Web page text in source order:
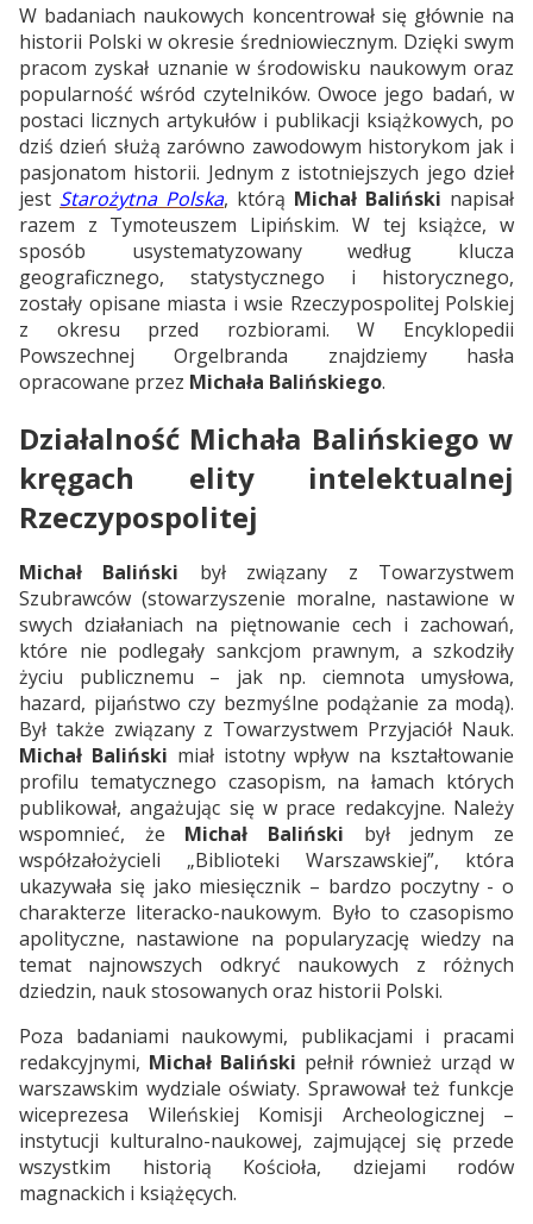
W badaniach naukowych koncentrował się głównie na
historii Polski w okresie średniowiecznym. Dzięki swym
pracom zyskał uznanie w środowisku naukowym oraz
popularność wśród czytelników. Owoce jego badań, w
postaci licznych artykułów i publikacji książkowych, po
dziś dzień służą zarówno zawodowym historykom jak i
pasjonatom historii. Jednym z istotniejszych jego dzieł
jest Starożytna Polska, którą Michał Baliński napisał
razem z Tymoteuszem Lipińskim. W tej książce, w
sposób usystematyzowany według klucza
geograficznego, statystycznego i historycznego,
zostały opisane miasta i wsie Rzeczypospolitej Polskiej
z okresu przed rozbiorami. W Encyklopedii
Powszechnej Orgelbranda znajdziemy hasła
opracowane przez Michała Balińskiego.
Działalność Michała Balińskiego w
kręgach elity intelektualnej
Rzeczypospolitej
Michał Baliński był związany z Towarzystwem
Szubrawców (stowarzyszenie moralne, nastawione w
swych działaniach na piętnowanie cech i zachowań,
które nie podlegały sankcjom prawnym, a szkodziły
życiu publicznemu – jak np. ciemnota umysłowa,
hazard, pijaństwo czy bezmyślne podążanie za modą).
Był także związany z Towarzystwem Przyjaciół Nauk.
Michał Baliński miał istotny wpływ na kształtowanie
profilu tematycznego czasopism, na łamach których
publikował, angażując się w prace redakcyjne. Należy
wspomnieć, że Michał Baliński był jednym ze
współzałożycieli „Biblioteki Warszawskiej”, która
ukazywała się jako miesięcznik – bardzo poczytny - o
charakterze literacko-naukowym. Było to czasopismo
apolityczne, nastawione na popularyzację wiedzy na
temat najnowszych odkryć naukowych z różnych
dziedzin, nauk stosowanych oraz historii Polski.
Poza badaniami naukowymi, publikacjami i pracami
redakcyjnymi, Michał Baliński pełnił również urząd w
warszawskim wydziale oświaty. Sprawował też funkcje
wiceprezesa Wileńskiej Komisji Archeologicznej –
instytucji kulturalno-naukowej, zajmującej się przede
wszystkim historią Kościoła, dziejami rodów
magnackich i książęcych.